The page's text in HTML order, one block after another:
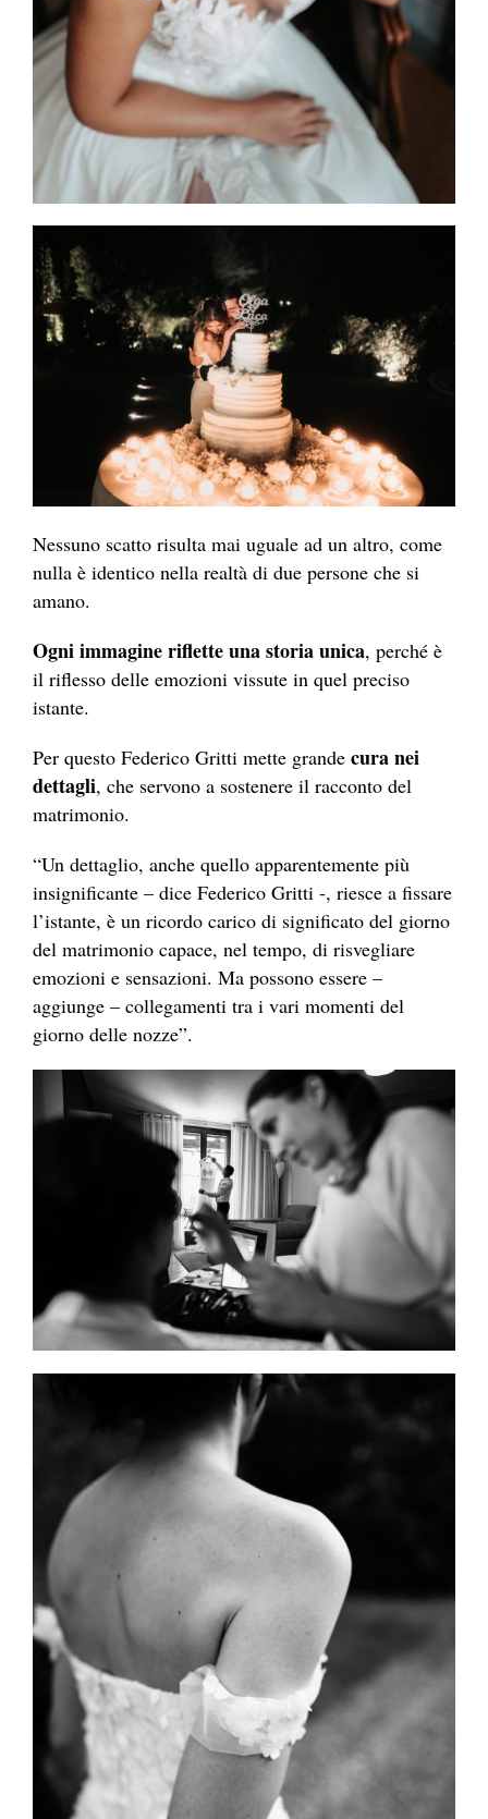
Nessuno scatto risulta mai uguale ad un altro, come
nulla è identico nella realtà di due persone che si
amano.
Ogni immagine riflette una storia unica, perché è
il riflesso delle emozioni vissute in quel preciso
istante.
Per questo Federico Gritti mette grande cura nei
dettagli, che servono a sostenere il racconto del
matrimonio.
“Un dettaglio, anche quello apparentemente più
insignificante – dice Federico Gritti -, riesce a fissare
l’istante, è un ricordo carico di significato del giorno
del matrimonio capace, nel tempo, di risvegliare
emozioni e sensazioni. Ma possono essere –
aggiunge – collegamenti tra i vari momenti del
giorno delle nozze”.